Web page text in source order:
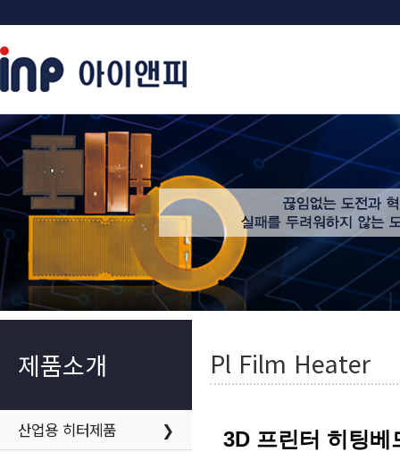
제품소개
산업용 히터제품 ❯
Pl Film Heater
3D 프린터 히팅베